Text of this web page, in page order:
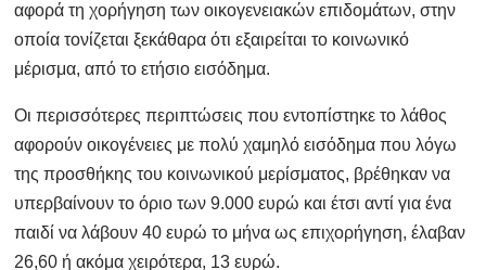
αφορά τη χορήγηση των οικογενειακών επιδομάτων, στην
οποία τονίζεται ξεκάθαρα ότι εξαιρείται το κοινωνικό
μέρισμα, από το ετήσιο εισόδημα.
Οι περισσότερες περιπτώσεις που εντοπίστηκε το λάθος
αφορούν οικογένειες με πολύ χαμηλό εισόδημα που λόγω
της προσθήκης του κοινωνικού μερίσματος, βρέθηκαν να
υπερβαίνουν το όριο των 9.000 ευρώ και έτσι αντί για ένα
παιδί να λάβουν 40 ευρώ το μήνα ως επιχορήγηση, έλαβαν
26,60 ή ακόμα χειρότερα, 13 ευρώ.